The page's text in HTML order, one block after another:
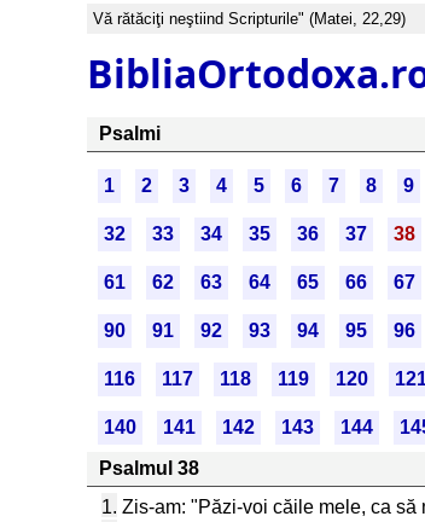
Vă rătăciţi neştiind Scripturile" (Matei, 22,29)
Psalmi
1 2 3 4 5 6 7 8 9
32 33 34 35 36 37 38
61 62 63 64 65 66 67
90 91 92 93 94 95 96
116 117 118 119 120
140 141 142 143 144
Psalmul 38
1. Zis-am: "Păzi-voi căile mele, ca să